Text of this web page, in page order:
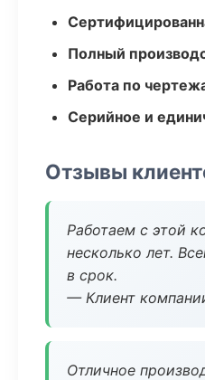
Полный
Работа по
Серийное и
Отзывы
Работаем с этой
несколько лет.
в срок.
— Клиент
Отличное